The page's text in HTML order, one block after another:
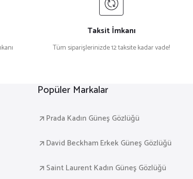
Taksit İmkanı
Tüm siparişlerinizde 12 taksite kadar vade!
Popüler Markalar
Prada Kadın Güneş Gözlüğü
David Beckham Erkek Güneş Gözlüğü
Saint Laurent Kadın Güneş Gözlüğü